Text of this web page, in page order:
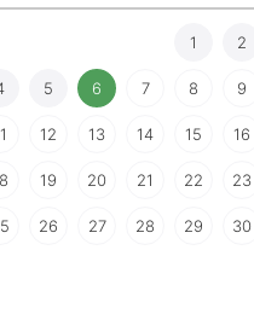
1 2
5 6 7 8 9
12 13 14 15 16
19 20 21 22 23
26 27 28 29 30